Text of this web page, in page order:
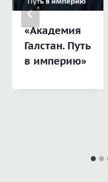
«Академия
Галстан. Путь
в империю»